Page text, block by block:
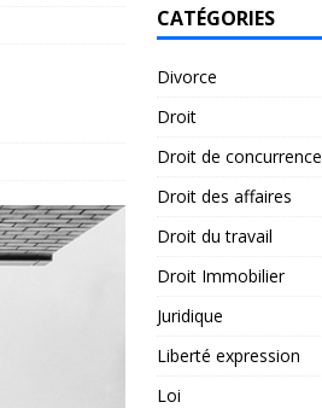
CATÉGORIES
Divorce
Droit
Droit de concurrence
Droit des affaires
Droit du travail
Droit Immobilier
Juridique
Liberté expression
Loi